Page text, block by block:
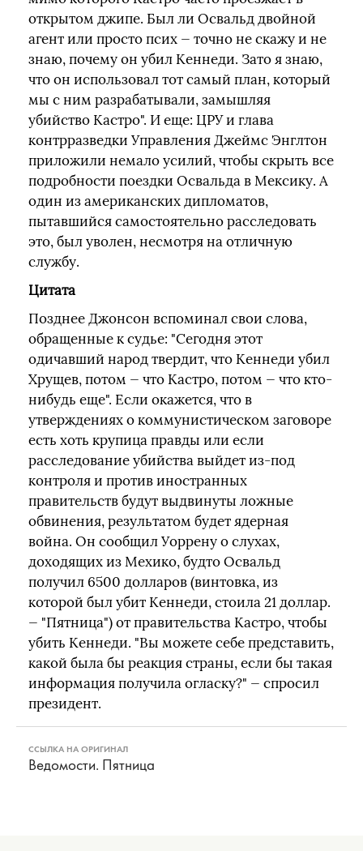
открытом джипе. Был ли Освальд двойной
агент или просто псих — точно не скажу и не
знаю, почему он убил Кеннеди. Зато я знаю,
что он использовал тот самый план, который
мы с ним разрабатывали, замышляя
убийство Кастро". И еще: ЦРУ и глава
контрразведки Управления Джеймс Энглтон
приложили немало усилий, чтобы скрыть все
подробности поездки Освальда в Мексику. А
один из американских дипломатов,
пытавшийся самостоятельно расследовать
это, был уволен, несмотря на отличную
службу.
Цитата
Позднее Джонсон вспоминал свои слова,
обращенные к судье: "Сегодня этот
одичавший народ твердит, что Кеннеди убил
Хрущев, потом — что Кастро, потом — что кто-
нибудь еще". Если окажется, что в
утверждениях о коммунистическом заговоре
есть хоть крупица правды или если
расследование убийства выйдет из-под
контроля и против иностранных
правительств будут выдвинуты ложные
обвинения, результатом будет ядерная
война. Он сообщил Уоррену о слухах,
доходящих из Мехико, будто Освальд
получил 6500 долларов (винтовка, из
которой был убит Кеннеди, стоила 21 доллар.
— "Пятница") от правительства Кастро, чтобы
убить Кеннеди. "Вы можете себе представить,
какой была бы реакция страны, если бы такая
информация получила огласку?" — спросил
президент.
ССЫЛКА НА ОРИГИНАЛ
Ведомости. Пятница